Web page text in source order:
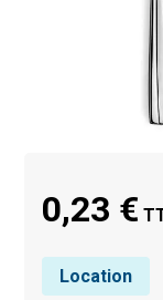
0,23 €
Location